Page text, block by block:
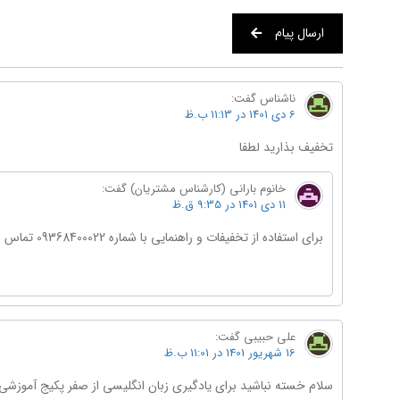
ارسال پیام
ناشناس گفت:
6 دی 1401 در 11:13 ب.ظ
تخفیف بذارید لطفا
خانوم بارانی (کارشناس مشتریان) گفت:
11 دی 1401 در 9:35 ق.ظ
برای استفاده از تخفیفات و راهنمایی با شماره 09368400022 تماس بگیرید
علی حبیبی گفت:
16 شهریور 1401 در 11:01 ب.ظ
سلام خسته نباشید برای یادگیری زبان انگلیسی از صفر پکیج